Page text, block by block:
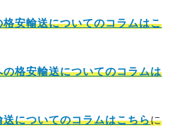
安輸送についてのコラムはこ
格安輸送についてのコラムは
についてのコラムはこちらに